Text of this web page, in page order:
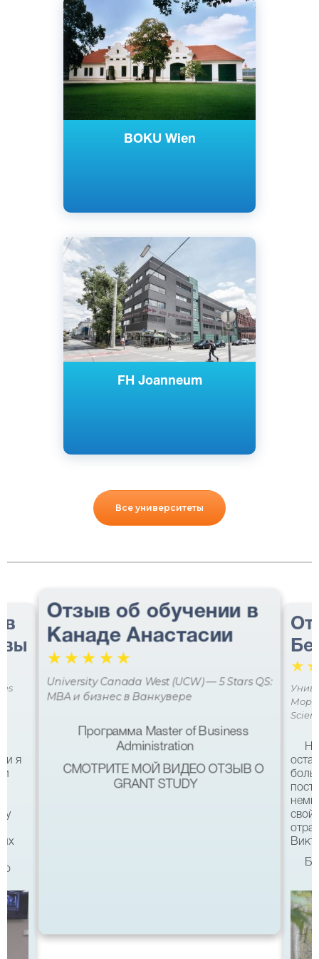
BOKU Wien
Вена, Австрия
Государственный
FH Joanneum
Английский
Немецкий
Грац, Капфенберг, Бад-Глайхенберг,
Австрия
Государственный
Все университеты
в
я
и
в
Отзыв об обучении в
Канаде Анастасии
☆☆☆ ☆☆
University Canada West (UCW) — 5 Stars QS:
MBA и бизнес в Ванкувере
Программа Master of Business
Administration
СМОТРИТЕ МОЙ ВИДЕО ОТЗЫВ О
GRANT STUDY
☆
Мора
свой
Все